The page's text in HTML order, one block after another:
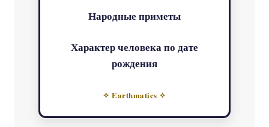
Народные приметы
Характер человека по дате
рождения
✧ Earthmatics ✧